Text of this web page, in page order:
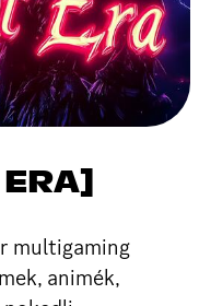
multigaming
animék,